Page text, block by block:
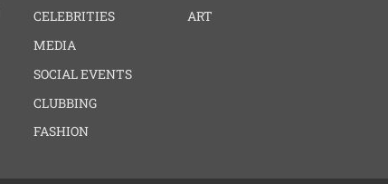
CELEBRITIES
MEDIA
SOCIAL EVENTS
CLUBBING
FASHION
ART